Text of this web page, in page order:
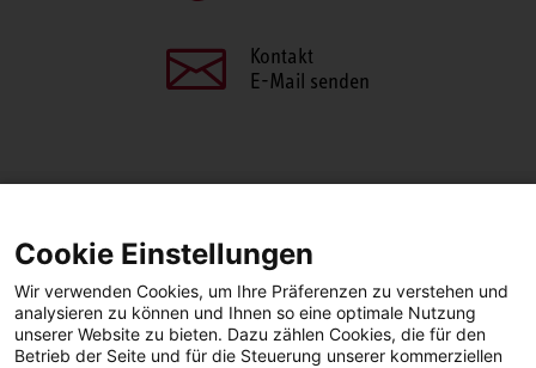
Kontakt
E-Mail senden
FacebookLinkedIn
Cookie Einstellungen
Wir verwenden Cookies, um Ihre Präferenzen zu verstehen und
analysieren zu können und Ihnen so eine optimale Nutzung
unserer Website zu bieten. Dazu zählen Cookies, die für den
Betrieb der Seite und für die Steuerung unserer kommerziellen